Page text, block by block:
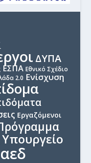
ΔΥΠΑ
ΕΣΠΑ Εθνικό Σχέδιο
2.0 Ενίσχυση
Εργαζόμενοι
Υπουργείο